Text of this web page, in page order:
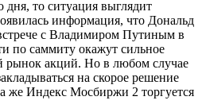
дня, то ситуация выглядит
информация, что Дональд
с Владимиром Путиным в
по саммиту окажут сильное
рынок акций. Но в любом случае
на скорое решение
же Индекс Мосбиржи 2 торгуется